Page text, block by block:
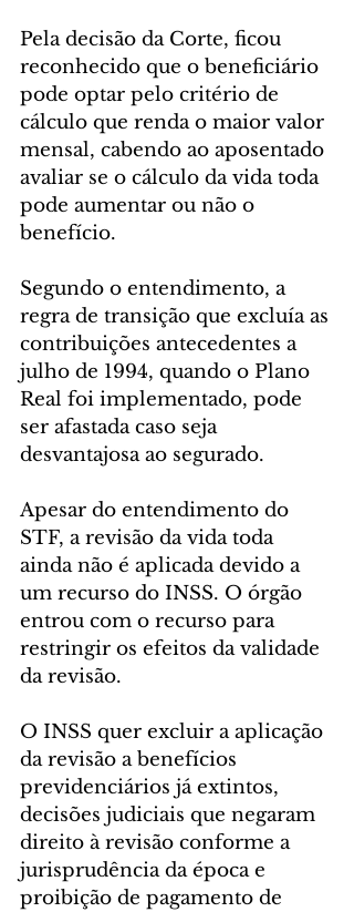
Pela decisão da Corte, ficou
reconhecido que o beneficiário
pode optar pelo critério de
cálculo que renda o maior valor
mensal, cabendo ao aposentado
avaliar se o cálculo da vida toda
pode aumentar ou não o
benefício.
Segundo o entendimento, a
regra de transição que excluía as
contribuições antecedentes a
julho de 1994, quando o Plano
Real foi implementado, pode
ser afastada caso seja
desvantajosa ao segurado.
Apesar do entendimento do
STF, a revisão da vida toda
ainda não é aplicada devido a
um recurso do INSS. O órgão
entrou com o recurso para
restringir os efeitos da validade
da revisão.
O INSS quer excluir a aplicação
da revisão a benefícios
previdenciários já extintos,
decisões judiciais que negaram
direito à revisão conforme a
jurisprudência da época e
proibição de pagamento de